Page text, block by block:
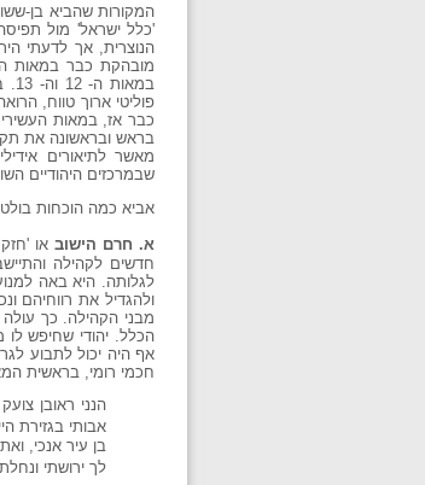
המקורות שהביא בן-
'כלל ישראל' מול
הנוצרית, אך לדעתי
פוליטי ארוך טווח,
בראש ובראשונה את
מאשר לתיאורים
שבמרכזים היהודיים
אביא כמה הוכחות
א. חרם הישובאו
חדשים לקהילה
לגלותה. היא באה
ולהגדיל את רווחיהם
מבני הקהילה. כך
הכלל. יהודי שחיפש
אף היה יכול לתבוע
חכמי רומי, בראשית
הנני ראובן
אבותי בגזירת
בן עיר אנכי,
לך ירושתי